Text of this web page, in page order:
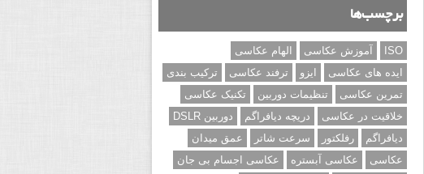
برچسب‌ها
ISO آموزش عکاسی
الهام عکاسی
ایده های عکاسی
ایزو ترفند عکاسی
ترکیب بندی
تمرین عکاسی
تنظیمات دوربین
تکنیک عکاسی
خلاقیت در عکاسی
دریچه دیافراگم
دوربین DSLR
دیافراگم
رفلکتور سرعت شاتر
عمق میدان
عکاسی
عکاسی آبستره
عکاسی اجسام بی جان